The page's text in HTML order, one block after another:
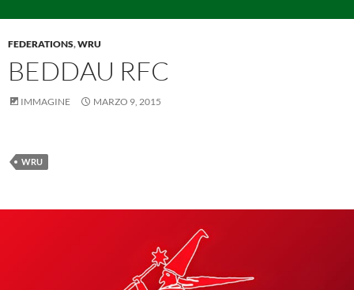
FEDERATIONS,WRU
BEDDAU RFC
IMMAGINE MARZO 9, 2015
WRU